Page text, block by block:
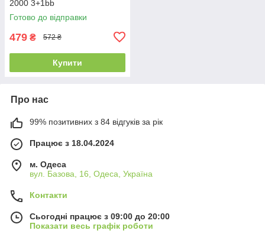
2000 3+1bb
Готово до відправки
479 ₴ 572 ₴
Купити
Про нас
99% позитивних з 84 відгуків за рік
Працює з 18.04.2024
м. Одеса
вул. Базова, 16, Одеса, Україна
Контакти
Сьогодні працює з 09:00 до 20:00
Показати весь графік роботи